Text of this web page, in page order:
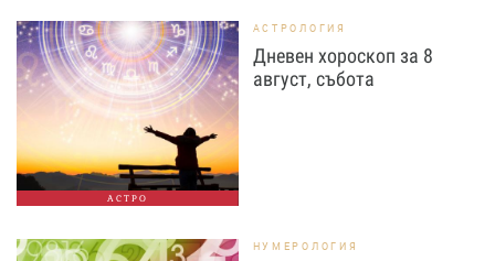
АСТРО
АСТРОЛОГИЯ
Дневен хороскоп за 8
август, събота
НУМЕРОЛОГИЯ